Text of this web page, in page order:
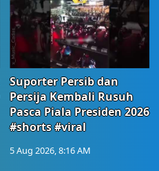
Suporter Persib dan
Persija Kembali Rusuh
Pasca Piala Presiden 2026
#shorts #viral
5 Aug 2026, 8:16 AM